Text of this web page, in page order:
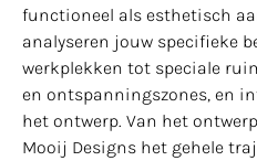
functioneel als esthetisch
analyseren jouw specifieke
werkplekken tot speciale
en ontspanningszones, en
het ontwerp. Van het
Mooij Designs het gehele